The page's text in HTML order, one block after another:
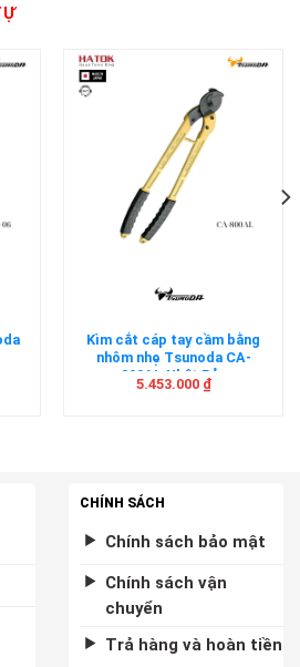
Kìm cắt cáp tay cầm bằng
nhôm nhẹ Tsunoda CA-
800AL Nhật Bản
5.453.000 ₫
CHÍNH SÁCH
Chính sách bảo mật
Chính sách vận
chuyển
Trả hàng và hoàn tiền